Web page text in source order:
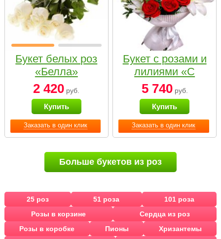
Заказать в один клик
Букет белых роз
«Белла»
2 420 руб.
Купить
Заказать в один клик
Букет с розами и
лилиями «С
наилучшими
пожеланиями»
5 740руб.
Купить
Больше букетов из роз
25 роз 51 роза
101 роза
Розы в корзине
Сердца из роз
Розы в коробке
Пионы
Хризантемы